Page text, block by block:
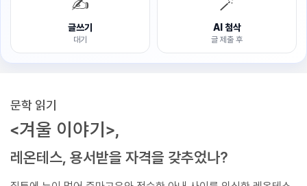
✍️
글쓰기
대기
🪄
AI 첨삭
글 제출 후
문학 읽기
<겨울 이야기>,
레온테스, 용서받을 자격을 갖추었나?